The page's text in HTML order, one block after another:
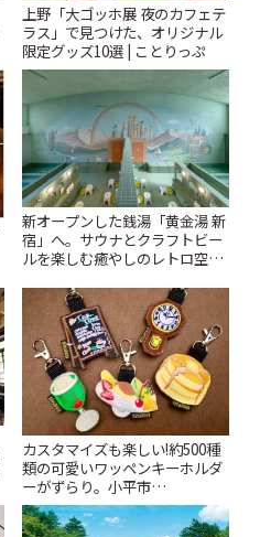
上野「大ゴッホ展 夜のカフェテ
ラス」で見つけた、オリジナル
限定グッズ10選 | ことりっぷ
新オープンした銭湯「黄金湯 新
宿」へ。サウナとクラフトビー
ルを楽しむ癒やしのレトロ空間
カスタマイズも楽しい!約500種
類の可愛いワッペンキーホルダ
ーがずらり。小平市
「Kimamaya T&K」 | ことりっ
ぷ